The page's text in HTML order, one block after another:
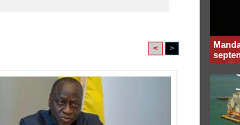
< >